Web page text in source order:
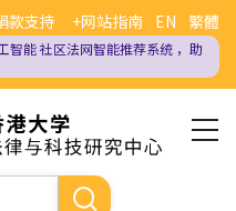
EN 繁體
款支持 +网站指南
智能社区法网智能推荐系统 ，助